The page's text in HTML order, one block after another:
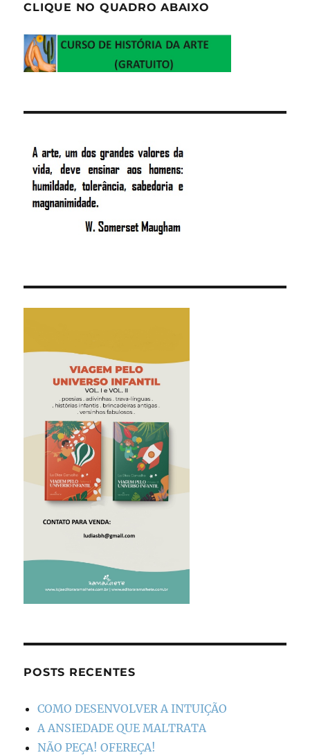
CLIQUE NO QUADRO ABAIXO
POSTS RECENTES
COMO DESENVOLVER A INTUIÇÃO
A ANSIEDADE QUE MALTRATA
NÃO PEÇA! OFEREÇA!